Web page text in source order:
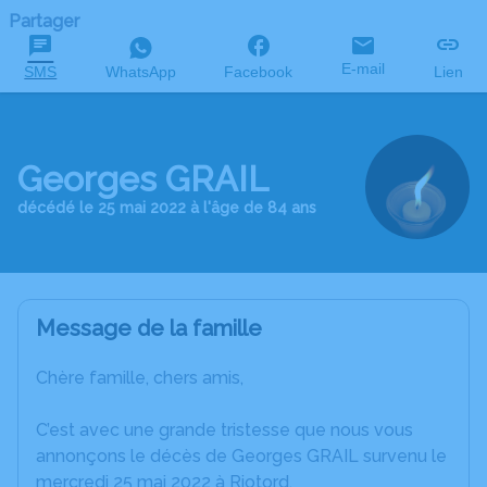
Partager
SMS WhatsApp Facebook E-mail Lien
Georges GRAIL
décédé le 25 mai 2022 à l'âge de 84 ans
Message de la famille
Chère famille, chers amis,
C’est avec une grande tristesse que nous vous
annonçons le décès de Georges GRAIL survenu le
mercredi 25 mai 2022 à Riotord.